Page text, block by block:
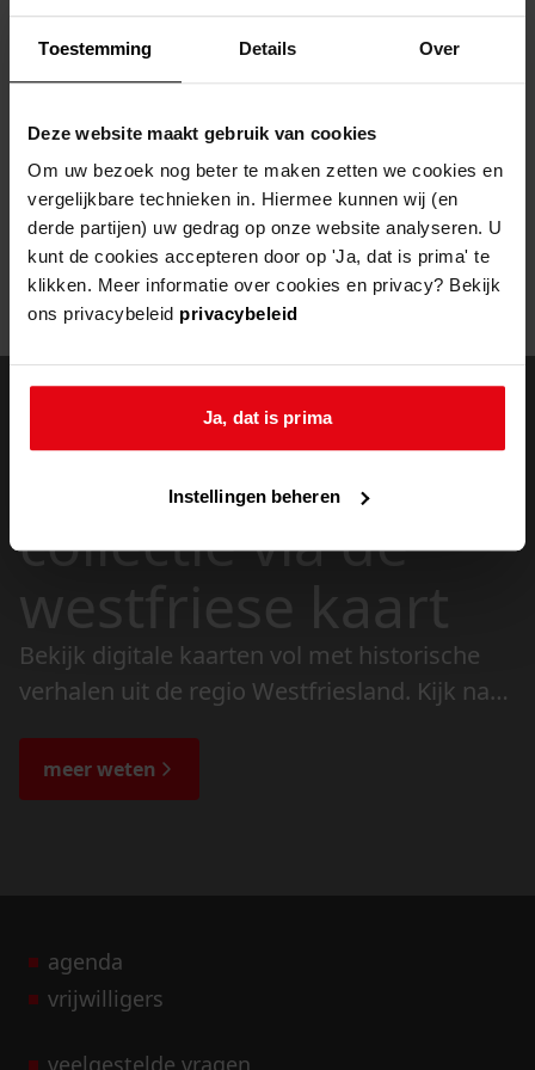
Toestemming Details Over
Deze website maakt gebruik van cookies
Om uw bezoek nog beter te maken zetten we cookies en
vergelijkbare technieken in. Hiermee kunnen wij (en
derde partijen) uw gedrag op onze website analyseren. U
kunt de cookies accepteren door op 'Ja, dat is prima' te
klikken. Meer informatie over cookies en privacy? Bekijk
ons privacybeleid privacybeleid
Ja, dat is prima
Instellingen beheren
Helaas, er is een fout opgetreden
Mogelijk kunt u deze pagina niet bezoeken door:
een verouderde bladwijzer/favoriet
een zoekmachine heeft eenverouderde lijst van de website
eenfout getyptadres
doorzoek de
collectie via de
westfriese kaart
Bekijk digitale kaarten vol met historische
verhalen uit de regio Westfriesland. Kijk naar
de bijzondere verhalen.
meer weten
agenda
vrijwilligers